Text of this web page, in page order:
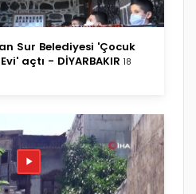
Sur Belediyesi 'Çocuk
açtı - DİYARBAKIR 18